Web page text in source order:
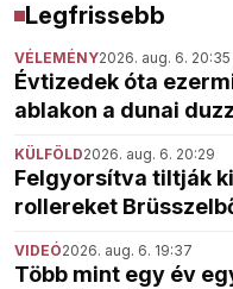
Legfrissebb
VÉLEMÉNY2026. aug. 6. 20:35
Évtizedek óta
ablakon a dunai
KÜLFÖLD2026. aug. 6. 20:29
Felgyorsítva tiltják
rollereket
VIDEÓ2026. aug. 6. 19:37
Több mint egy év